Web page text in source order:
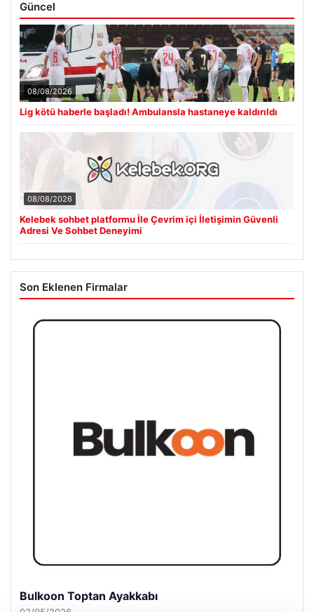
Güncel
08/08/2026
Lig kötü haberle başladı! Ambulansla hastaneye kaldırıldı
08/08/2026
Kelebek sohbet platformu İle Çevrim içi İletişimin Güvenli
Adresi Ve Sohbet Deneyimi
Son Eklenen Firmalar
Magusa Night Club